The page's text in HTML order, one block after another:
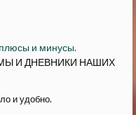
и минусы.
И ДНЕВНИКИ НАШИХ
и удобно.